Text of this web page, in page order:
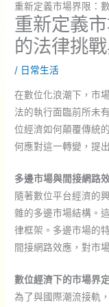
重新定義市場界限：
重新定義
的法律挑
/ 日常生活
在數位化浪潮下，市
法的執行面臨前所未
位經濟如何顛覆傳統
何應對這一轉變，提
多邊市場與間接網路
隨著數位平台經濟的
雜的多邊市場結構。
律框架。多邊市場的
間接網路效應，對市
數位經濟下的市場界
為了與國際潮流接軌